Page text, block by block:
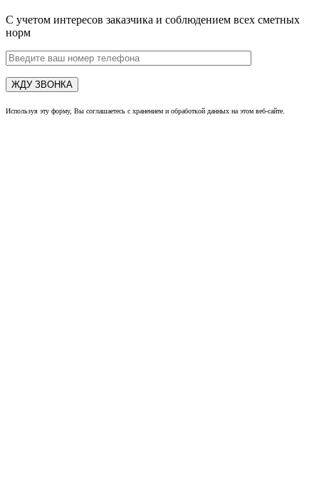
С учетом интересов заказчика и соблюдением всех сметных
норм
Используя эту форму, Вы соглашаетесь с хранением и обработкой данных на этом веб-сайте.